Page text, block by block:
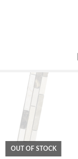
OUT OF STOCK